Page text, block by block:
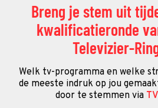
Breng je stem uit
kwalificatieronde
Televizier-
Welk tv-programma en welke
de meeste indruk op jou
door te stemmen via